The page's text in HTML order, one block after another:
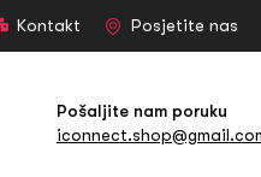
Kontakt Posjetite nas
Pošaljite nam poruku